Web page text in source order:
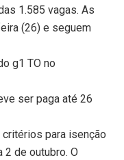
1.585 vagas. As
(26) e seguem
g1 TO no
ser paga até 26
para isenção
de outubro. O